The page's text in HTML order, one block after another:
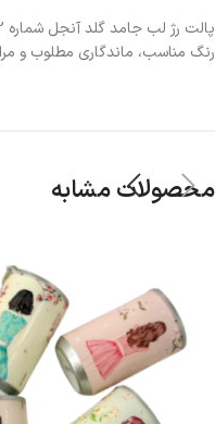
رنگ مناسب، ماندگاری مطلوب و
محصولات مشابه